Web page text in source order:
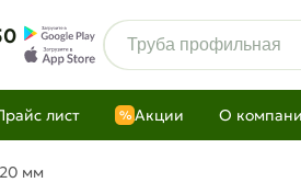
лист % Акции О
мм